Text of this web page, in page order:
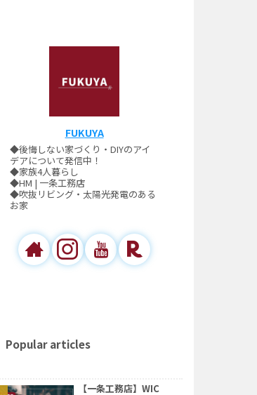
FUKUYA
◆後悔しない家づくり・DIYのアイ
デアについて発信中！
◆家族4人暮らし
◆HM | 一条工務店
◆吹抜リビング・太陽光発電のある
お家
Popular articles
【一条工務店】WIC